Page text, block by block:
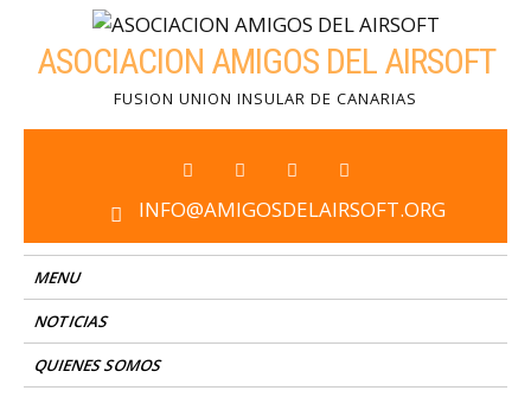
ASOCIACION AMIGOS DEL AIRSOFT
FUSION UNION INSULAR DE CANARIAS
INFO@AMIGOSDELAIRSOFT.ORG
MENU
NOTICIAS
QUIENES SOMOS